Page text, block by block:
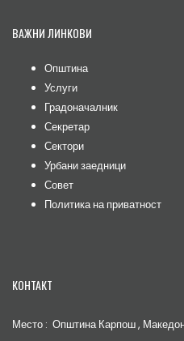
ВАЖНИ ЛИНКОВИ
Општина
Услуги
Градоначалник
Секретар
Сектори
Урбани заедници
Совет
Политика на приватност
КОНТАКТ
Место : Општина Карпош ,